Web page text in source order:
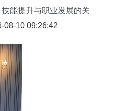
能提升与职业发展的关
径
08-10 09:26:42